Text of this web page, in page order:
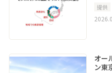
提供
オー
ン東